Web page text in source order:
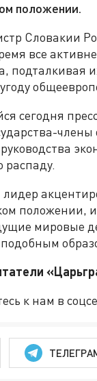
положении.
Словакии
все
подталкивая
сегодня
распаду.
положении,
мировые
к нам в